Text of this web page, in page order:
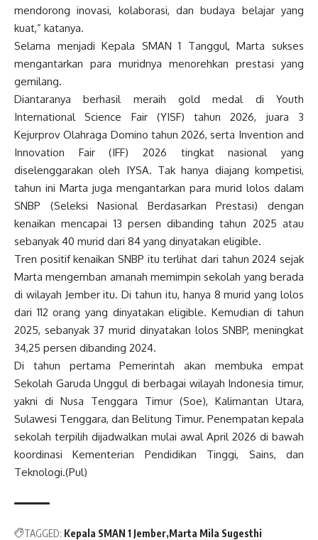
mendorong inovasi, kolaborasi, dan budaya belajar yang
kuat,” katanya.
Selama menjadi Kepala SMAN 1 Tanggul, Marta sukses
mengantarkan para muridnya menorehkan prestasi yang
gemilang.
Diantaranya berhasil meraih gold medal di Youth
International Science Fair (YISF) tahun 2026, juara 3
Kejurprov Olahraga Domino tahun 2026, serta Invention and
Innovation Fair (IFF) 2026 tingkat nasional yang
diselenggarakan oleh IYSA. Tak hanya diajang kompetisi,
tahun ini Marta juga mengantarkan para murid lolos dalam
SNBP (Seleksi Nasional Berdasarkan Prestasi) dengan
kenaikan mencapai 13 persen dibanding tahun 2025 atau
sebanyak 40 murid dari 84 yang dinyatakan eligible.
Tren positif kenaikan SNBP itu terlihat dari tahun 2024 sejak
Marta mengemban amanah memimpin sekolah yang berada
di wilayah Jember itu. Di tahun itu, hanya 8 murid yang lolos
dari 112 orang yang dinyatakan eligible. Kemudian di tahun
2025, sebanyak 37 murid dinyatakan lolos SNBP, meningkat
34,25 persen dibanding 2024.
Di tahun pertama Pemerintah akan membuka empat
Sekolah Garuda Unggul di berbagai wilayah Indonesia timur,
yakni di Nusa Tenggara Timur (Soe), Kalimantan Utara,
Sulawesi Tenggara, dan Belitung Timur. Penempatan kepala
sekolah terpilih dijadwalkan mulai awal April 2026 di bawah
koordinasi Kementerian Pendidikan Tinggi, Sains, dan
Teknologi.(Pul)
TAGGED: Kepala SMAN 1 Jember Marta Mila Sugesthi